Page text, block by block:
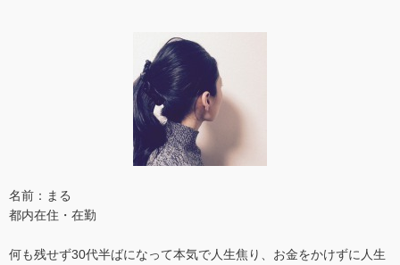
名前：まる
都内在住・在勤
何も残せず30代半ばになって本気で人生焦り、お金をかけずに人生